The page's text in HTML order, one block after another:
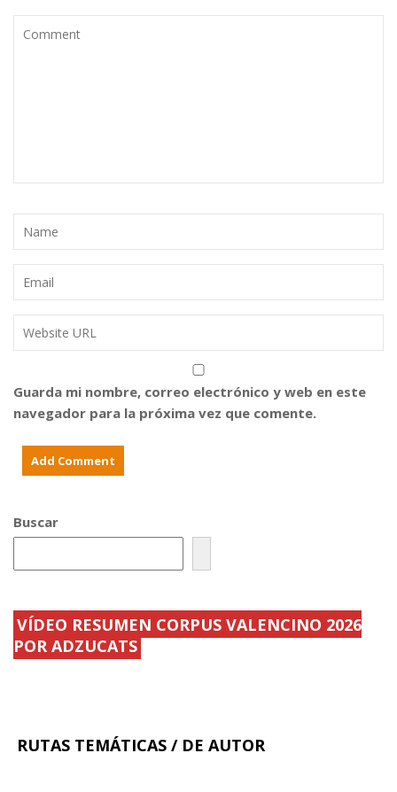
o
k
ti
Guarda mi nombre, correo electrónico y web en este
navegador para la próxima vez que comente.
Buscar
VÍDEO RESUMEN CORPUS VALENCINO 2026
POR ADZUCATS
RUTAS TEMÁTICAS / DE AUTOR